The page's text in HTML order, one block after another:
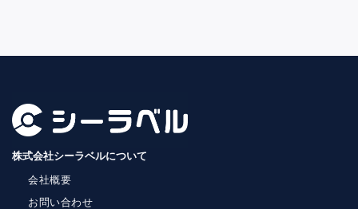
株式会社シーラベルについて
会社概要
お問い合わせ